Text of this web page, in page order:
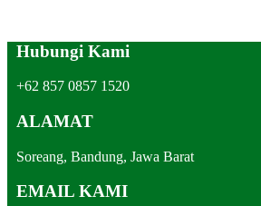
Hubungi Kami
+62 857 0857 1520
ALAMAT
Soreang, Bandung, Jawa Barat
EMAIL KAMI